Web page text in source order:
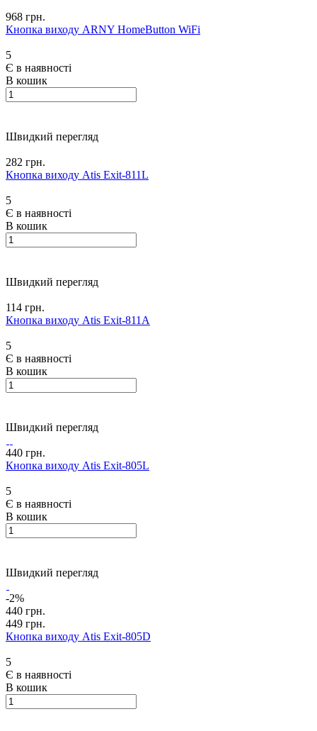
968 грн.
Кнопка виходу ARNY HomeButton WiFi
5
Є в наявності
В кошик
Швидкий перегляд
282 грн.
Кнопка виходу Atis Exit-811L
5
Є в наявності
В кошик
Швидкий перегляд
114 грн.
Кнопка виходу Atis Exit-811A
5
Є в наявності
В кошик
Швидкий перегляд
440 грн.
Кнопка виходу Atis Exit-805L
5
Є в наявності
В кошик
Швидкий перегляд
-2%
440 грн.
449 грн.
Кнопка виходу Atis Exit-805D
5
Є в наявності
В кошик